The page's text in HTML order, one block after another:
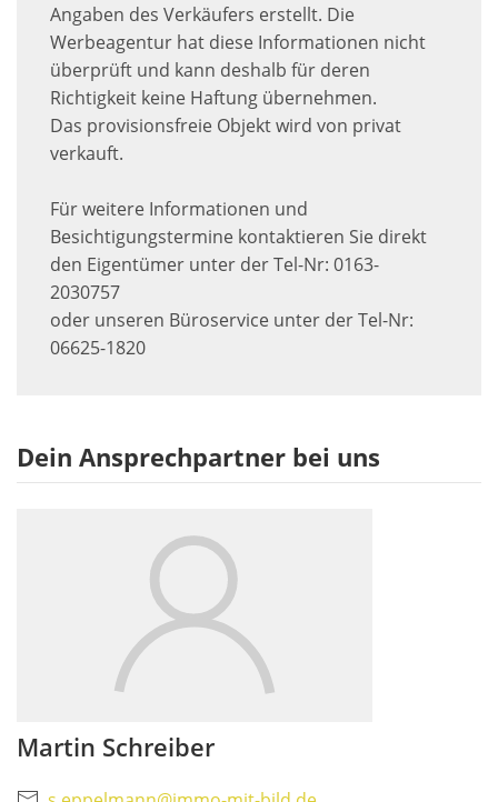
Angaben des Verkäufers erstellt. Die
Werbeagentur hat diese Informationen nicht
überprüft und kann deshalb für deren
Richtigkeit keine Haftung übernehmen.
Das provisionsfreie Objekt wird von privat
verkauft.
Für weitere Informationen und
Besichtigungstermine kontaktieren Sie direkt
den Eigentümer unter der Tel-Nr: 0163-
2030757
oder unseren Büroservice unter der Tel-Nr:
06625-1820
Dein Ansprechpartner bei uns
Martin Schreiber